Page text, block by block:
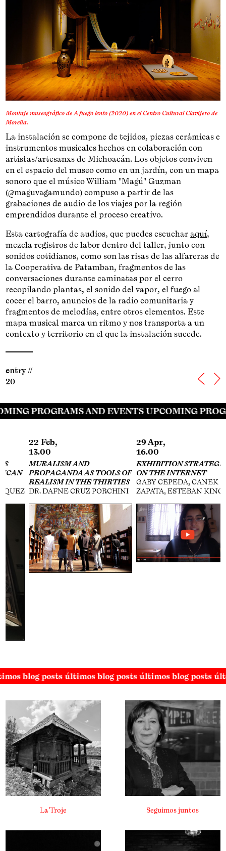
Montaje museográfico de A fuego lento (2020) en el Centro Cultural Clavijero de
Morelia.
La instalación se compone de tejidos, piezas cerámicas e
instrumentos musicales hechos en colaboración con
artistas/artesanxs de Michoacán. Los objetos conviven
en el espacio del museo como en un jardín, con un mapa
sonoro que el músico William "Magú" Guzman
(@maguvagamundo) compuso a partir de las
grabaciones de audio de los viajes por la región
emprendidos durante el proceso creativo.
Esta cartografía de audios, que puedes escucharaquí,
mezcla registros de labor dentro del taller, junto con
sonidos cotidianos, como son las risas de las alfareras de
la Cooperativa de Patamban, fragmentos de las
conversaciones durante caminatas por el cerro
recopilando plantas, el sonido del vapor, el fuego al
cocer el barro, anuncios de la radio comunitaria y
fragmentos de melodías, entre otros elementos. Este
mapa musical marca un ritmo y nos transporta a un
contexto y territorio en el que la instalación sucede.
entry //
20
PROGRAMS AND EVENTS UPCOMING
22 Feb,
13.00
MURALISM AND
PROPAGANDA AS TOOLS OF
REALISM IN THE THIRTIES
DR. DAFNE CRUZ PORCHINI
29 Apr,
16.00
EXHIBITION STRATEGIES
ON THE INTERNET
GABY CEPEDA, CANEK
ZAPATA, ESTEBAN KING
blog posts últimos blog posts últimos blog posts
La Troje Seguimos juntos